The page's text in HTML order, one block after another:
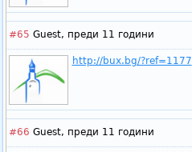
#65 Guest, преди 11 години
http://bux.bg/?ref=1177
#66 Guest, преди 11 години